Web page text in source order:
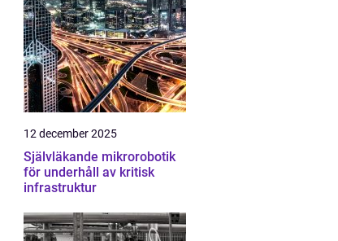
12 december 2025
Självläkande mikrorobotik
för underhåll av kritisk
infrastruktur